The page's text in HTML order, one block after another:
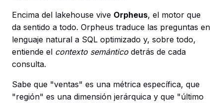
Encima del lakehouse vive Orpheus, el motor que
da sentido a todo. Orpheus traduce las preguntas en
lenguaje natural a SQL optimizado y, sobre todo,
entiende el contexto semántico detrás de cada
consulta.
Sabe que "ventas" es una métrica específica, que
"región" es una dimensión jerárquica y que "último